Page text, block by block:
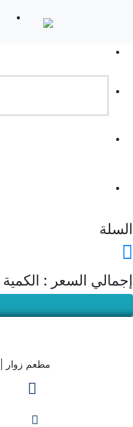
السلة
إجمالي السعر : الكمية
مطعم زوار | Zuwar Restaurant